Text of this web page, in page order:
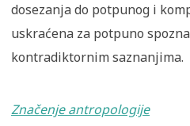
dosezanja do potpunog i
uskraćena za potpuno
kontradiktornim saznanjima.
Značenje antropologije